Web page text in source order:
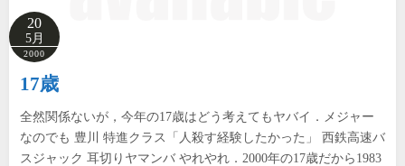
20
5月
2000
17歳
全然関係ないが，今年の17歳はどう考えてもヤバイ．メジャー
なのでも 豊川 特進クラス「人殺す経験したかった」 西鉄高速バ
スジャック 耳切りヤマンバ やれやれ．2000年の17歳だから1983